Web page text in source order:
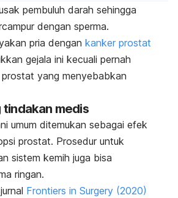
pembuluh darah sehingga
dengan sperma.
pria dengan kanker prostat
gejala ini kecuali pernah
yang menyebabkan
tindakan medis
umum ditemukan sebagai efek
prostat. Prosedur untuk
sistem kemih juga bisa
ringan.
Frontiers in Surgery (2020)